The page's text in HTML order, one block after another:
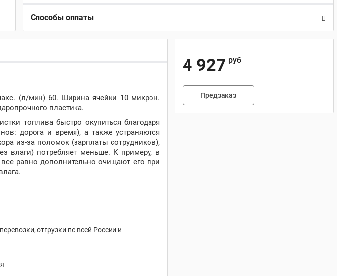
Способы оплаты
(л/мин) 60. Ширина ячейки 10 микрон.
пластика.
топлива быстро окупиться благодаря
дорога и время), а также устраняются
из-за поломок (зарплаты сотрудников),
влаги) потребляет меньше. К примеру, в
равно дополнительно очищают его при
отгрузки по всей России и
4 927 руб
Предзаказ